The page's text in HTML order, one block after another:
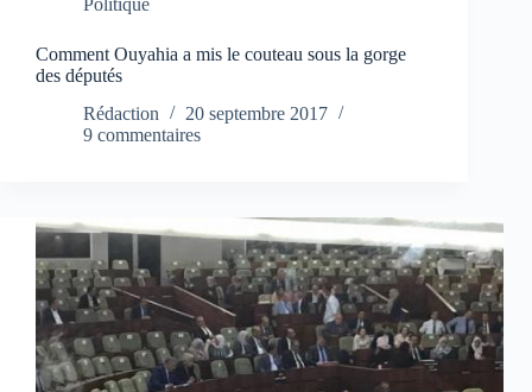
Comment Ouyahia a mis le couteau sous la gorge
des députés
Rédaction
20 septembre 2017
9 commentaires